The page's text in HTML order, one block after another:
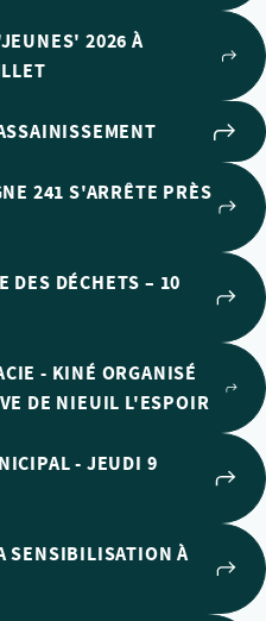
2026 À
241 S'ARRÊTE PRÈS
DES DÉCHETS – 10
- KINÉ ORGANISÉ
DE NIEUIL L'ESPOIR
- JEUDI 9
SENSIBILISATION À